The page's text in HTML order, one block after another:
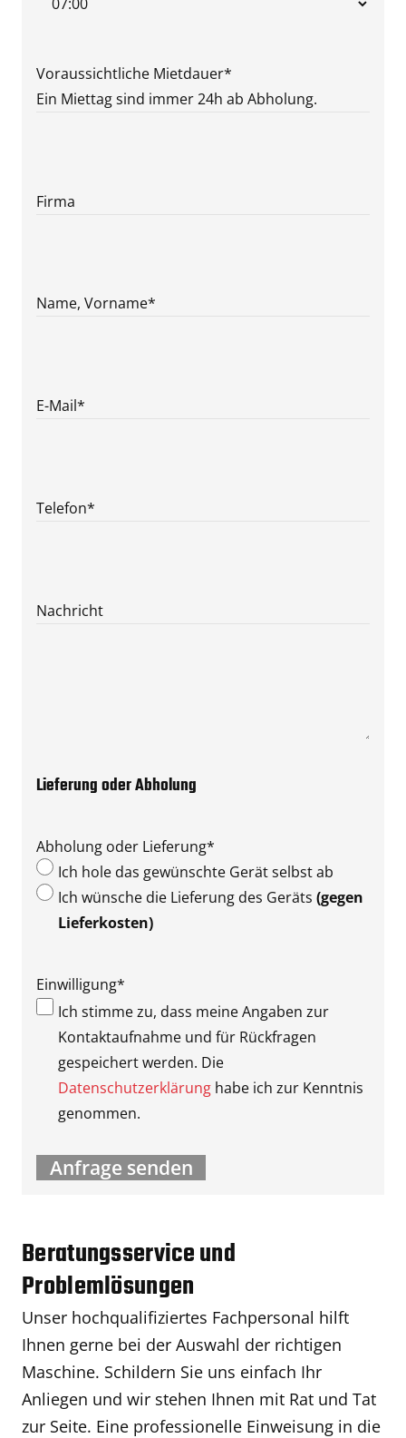
Voraussichtliche Mietdauer*
Ein Miettag sind immer 24h ab Abholung.
Firma
Name, Vorname*
E-Mail*
Telefon*
Nachricht
Lieferung oder Abholung
Abholung oder Lieferung*
Ich hole das gewünschte Gerät selbst ab
Ich wünsche die Lieferung des Geräts (gegen
Lieferkosten)
Einwilligung*
Ich stimme zu, dass meine Angaben zur
Kontaktaufnahme und für Rückfragen
gespeichert werden. Die
Datenschutzerklärunghabe ich zur Kenntnis
genommen.
Beratungsservice und
Problemlösungen
Unser hochqualifiziertes Fachpersonal hilft
Ihnen gerne bei der Auswahl der richtigen
Maschine. Schildern Sie uns einfach Ihr
Anliegen und wir stehen Ihnen mit Rat und Tat
zur Seite. Eine professionelle Einweisung in die